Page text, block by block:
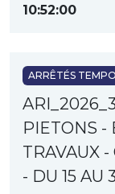
10:52:00
ARRÊTÉS
PIETONS -
TRAVAUX
- DU 15 AU